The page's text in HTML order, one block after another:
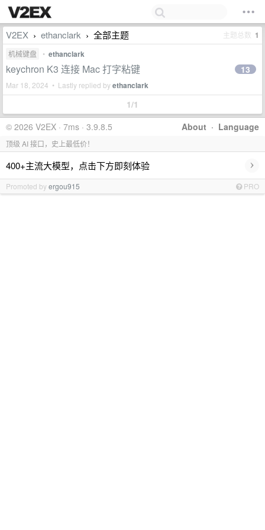
V2EX › ethanclark › 全部主题 主题总数 1
机械键盘 • ethanclark
keychron K3 连接 Mac 打字粘键
Mar 18, 2024 • Lastly replied byethanclark
13
1/1
About · Language
© 2026 V2EX · 7ms · 3.9.8.5
顶级 AI 接口，史上最低价！
400+主流大模型，点击下方即刻体验 ›
Promoted byergou915 PRO